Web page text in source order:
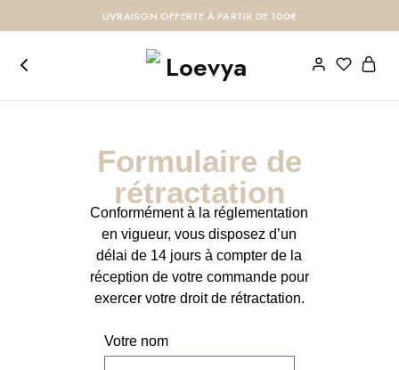
LIVRAISON OFFERTE À PARTIR DE 100€
Formulaire de
rétractation
Conformément à la réglementation
en vigueur, vous disposez d’un
délai de 14 jours à compter de la
réception de votre commande pour
exercer votre droit de rétractation.
Votre nom